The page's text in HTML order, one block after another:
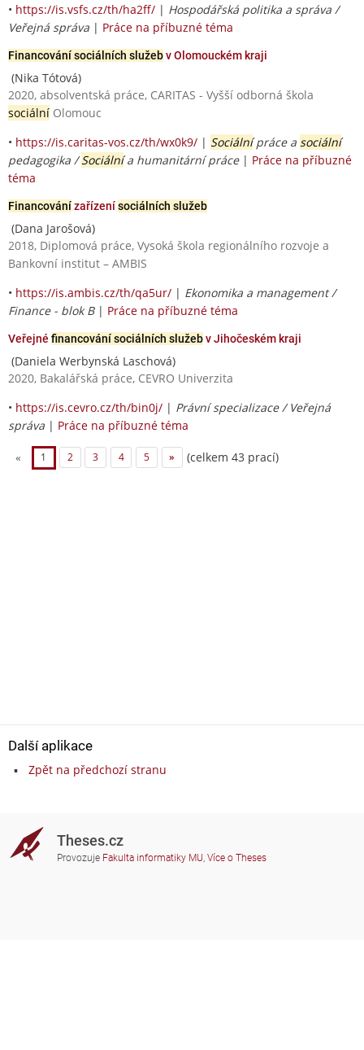
• https://is.vsfs.cz/th/ha2ff/ | Hospodářská politika a správa /
Veřejná správa | Práce na příbuzné téma
Financování sociálních služebv Olomouckém kraji
(Nika Tótová)
2020, absolventská práce, CARITAS - Vyšší odborná škola
sociální Olomouc
• https://is.caritas-vos.cz/th/wx0k9/ | Sociálnípráce a sociální
pedagogika /Sociálnía humanitární práce| Práce na příbuzné
téma
Financovánízařízenísociálních služeb
(Dana Jarošová)
2018, Diplomová práce, Vysoká škola regionálního rozvoje a
Bankovní institut – AMBIS
• https://is.ambis.cz/th/qa5ur/ | Ekonomika a management /
Finance - blok B| Práce na příbuzné téma
Veřejné financování sociálních služebv Jihočeském kraji
(Daniela Werbynská Laschová)
2020, Bakalářská práce, CEVRO Univerzita
• https://is.cevro.cz/th/bin0j/ | Právní specializace / Veřejná
správa | Práce na příbuzné téma
« 1 2 3 4 5 » (celkem 43 prací)
Další aplikace
Zpět na předchozí stranu
Theses.cz
Provozuje Fakulta informatiky MU, Více o Theses